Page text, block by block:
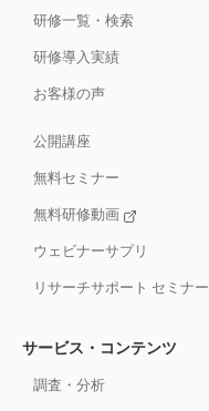
研修一覧・検索
研修導入実績
お客様の声
公開講座
無料セミナー
無料研修動画
ウェビナーサプリ
リサーチサポート セミナー
サービス・コンテンツ
調査・分析